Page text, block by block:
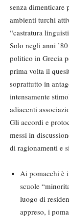
senza
ambienti turchi
“castratura
Solo negli anni
politico in Grecia
prima volta il
soprattutto in
intensamente
adiacenti
Gli accordi e
messi in
di ragionamenti e
Ai pomacchi è
scuole
luogo di
appreso, i